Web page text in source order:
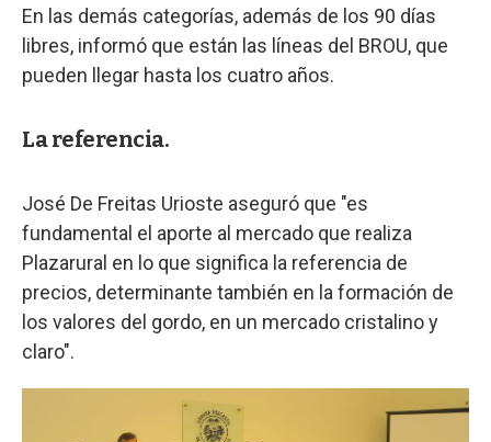
En las demás categorías, además de los 90 días
libres, informó que están las líneas del BROU, que
pueden llegar hasta los cuatro años.
La referencia.
José De Freitas Urioste aseguró que "es
fundamental el aporte al mercado que realiza
Plazarural en lo que significa la referencia de
precios, determinante también en la formación de
los valores del gordo, en un mercado cristalino y
claro".